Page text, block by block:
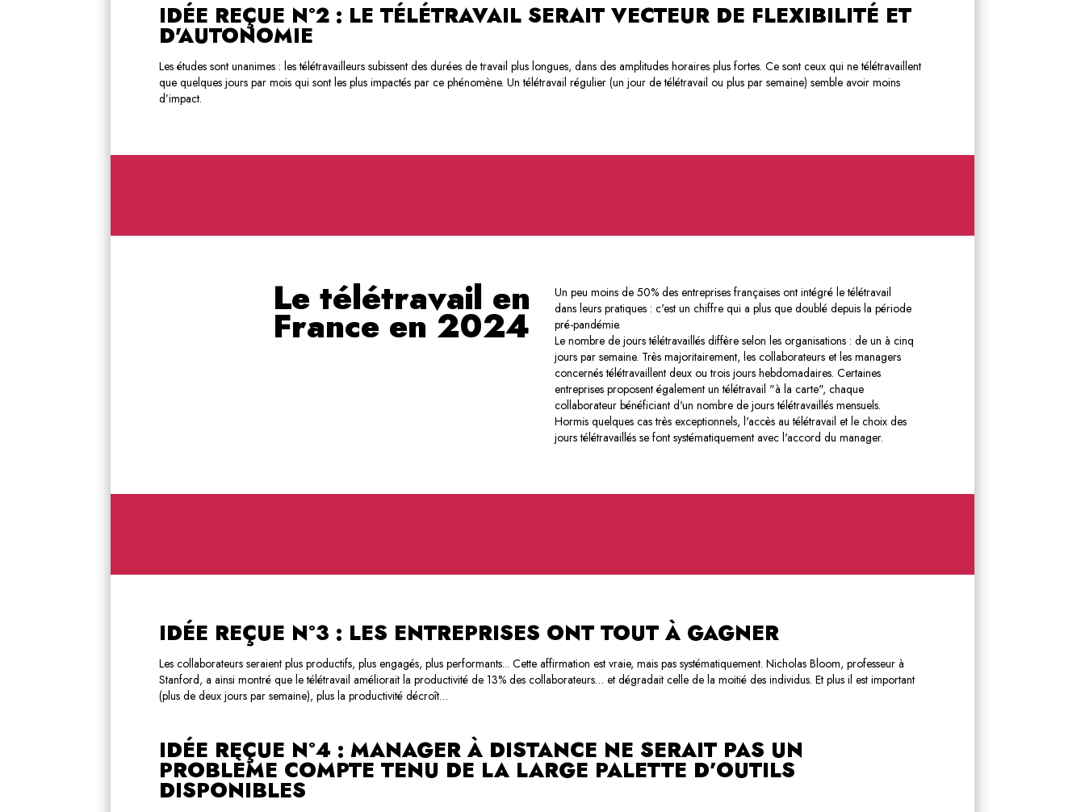
IDÉE REÇUE N°2 : LE TÉLÉTRAVAIL SERAIT VECTEUR DE FLEXIBILITÉ ET
D'AUTONOMIE
Les études sont unanimes : les télétravailleurs subissent des durées de travail plus longues, dans des amplitudes horaires plus fortes. Ce sont ceux qui ne télétravaillent
que quelques jours par mois qui sont les plus impactés par ce phénomène. Un télétravail régulier (un jour de télétravail ou plus par semaine) semble avoir moins
d’impact.
Le télétravail en
France en 2024
Un peu moins de 50% des entreprises françaises ont intégré le télétravail
dans leurs pratiques : c'est un chiffre qui a plus que doublé depuis la période
pré-pandémie.
Le nombre de jours télétravaillés diffère selon les organisations : de un à cinq
jours par semaine. Très majoritairement, les collaborateurs et les managers
concernés télétravaillent deux ou trois jours hebdomadaires. Certaines
entreprises proposent également un télétravail "à la carte", chaque
collaborateur bénéficiant d'un nombre de jours télétravaillés mensuels.
Hormis quelques cas très exceptionnels, l'accès au télétravail et le choix des
jours télétravaillés se font systématiquement avec l'accord du manager.
IDÉE REÇUE N°3 : LES ENTREPRISES ONT TOUT À GAGNER
Les collaborateurs seraient plus productifs, plus engagés, plus performants... Cette affirmation est vraie, mais pas systématiquement. Nicholas Bloom, professeur à
Stanford, a ainsi montré que le télétravail améliorait la productivité de 13% des collaborateurs… et dégradait celle de la moitié des individus. Et plus il est important
(plus de deux jours par semaine), plus la productivité décroît…
IDÉE REÇUE N°4 : MANAGER À DISTANCE NE SERAIT PAS UN
PROBLÈME COMPTE TENU DE LA LARGE PALETTE D’OUTILS
DISPONIBLES